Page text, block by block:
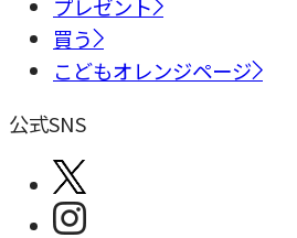
プレゼント
買う
こどもオレンジページ
公式SNS